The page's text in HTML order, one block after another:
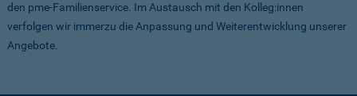
den pme-Familienservice. Im Austausch mit den Kolleg:innen
verfolgen wir immerzu die Anpassung und Weiterentwicklung unserer
Angebote.